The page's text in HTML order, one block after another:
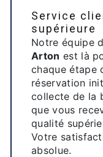
Service
supérieure
Notre équipe
Arton est là
chaque étape
réservation
collecte de la
que vous
qualité
Votre
absolue.